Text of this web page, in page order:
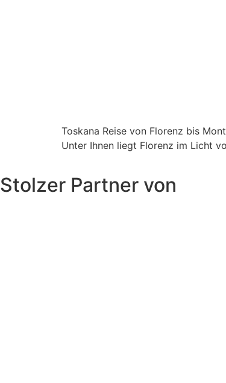
Toskana Reise von Florenz bis
Unter Ihnen liegt Florenz im Licht
Stolzer Partner von